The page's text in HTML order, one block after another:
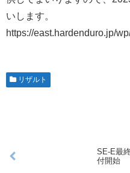
いします。
https://east.hardenduro.jp/
リザルト
SE-E最
付開始